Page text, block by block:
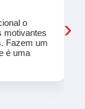
o
motivantes
Fazem um
é uma
›